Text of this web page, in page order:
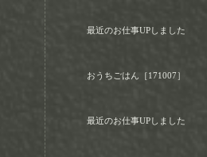
最近のお仕事UPしました
おうちごはん［171007］
最近のお仕事UPしました